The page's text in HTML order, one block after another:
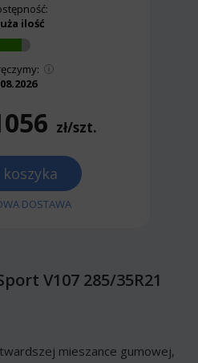
ilość
zł/szt.
koszyka
DOSTAWA
V107 285/35R21
mieszance gumowej,